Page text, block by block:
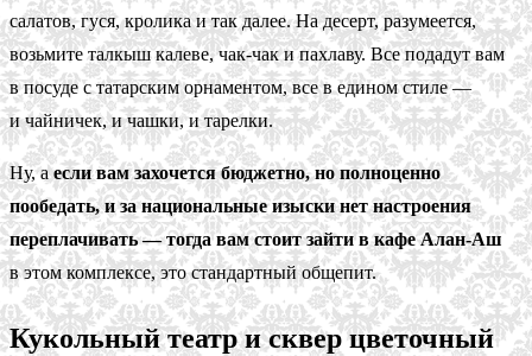
салатов, гуся, кролика и так далее. На десерт, разумеется,
возьмите талкыш калеве, чак-чак и пахлаву. Все подадут вам
в посуде с татарским орнаментом, все в едином стиле —
и чайничек, и чашки, и тарелки.
Ну, аесли вам захочется бюджетно, но полноценно
пообедать, и за национальные изыски нет настроения
переплачивать — тогда вам стоит зайти в кафе Алан-Аш
в этом комплексе, это стандартный общепит.
Кукольный театр и сквер цветочный